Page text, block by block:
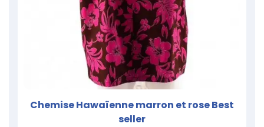
Chemise Hawaïenne marron et rose Best
seller